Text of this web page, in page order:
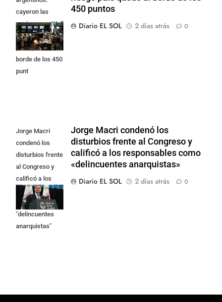
cayeron las
acciones en Wall
Street y el riesgo
país quedó al
borde de los 450
punt
450 puntos
Diario EL SOL
2 días atrás 0
Jorge Macri
condenó los
disturbios frente
al Congreso y
calificó a los
responsables
como
"delincuentes
anarquistas"
Jorge Macri condenó los
disturbios frente al Congreso y
calificó a los responsables como
«delincuentes anarquistas»
Diario EL SOL
2 días atrás 0